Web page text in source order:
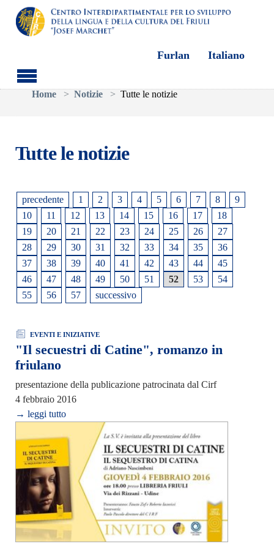
Skip to main content
Furlan Italiano
You are here:
Home
Notizie Tutte le notizie
Tutte le notizie
precedente 1 2 3 4 5 6 7 8
9
10
11 12 13 14 15 16 17
18
19
20 21 22 23 24 25 26
27
28
29 30 31 32 33 34 35
36
37
38 39 40 41 42 43 44
45
46
47 48 49 50 51 52 53
54
55
56 57 successivo
EVENTI E INIZIATIVE
"Il secuestri di Catine", romanzo in
friulano
presentazione della publicazione patrocinata dal Cirf
4 febbraio 2016
→ leggi tutto